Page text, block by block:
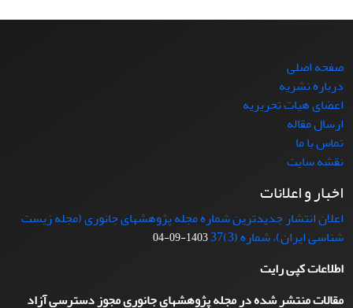
صفحه اصلی
درباره نشریه
اعضای هیات تحریریه
ارسال مقاله
تماس با ما
نقشه سایت
اخبار و اعلانات
اعلان انتشار جدیدترین شماره مجله پژوهشهای جانوری (مجله زیست
شناسی ایران)، شماره (3)37
1403-09-04
اطلاعات کپی رایت
مقالات منتشر شده در مجله پژوهشهای جانوری مجوز دسترسی آزاد